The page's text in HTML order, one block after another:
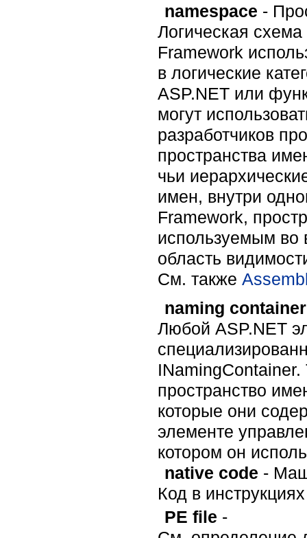
namespace -
Логическая
Framework
в логические
ASP.NET или
могут
разработчиков
пространства
чьи
имен, внутри
Framework,
используемым во
область
Cм. также
naming container
Любой ASP.NET
пространство
которые они
элементе
котором он
native code -
Код в
PE file -